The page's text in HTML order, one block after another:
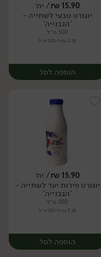
יח׳
15.90
₪/ יח׳
יוגורט טבעי לשתייה -
'הגבנייה'
500 מ״ל
3.18 ₪ ל-100 מ״ל
הוספה לסל
יח׳
15.90
₪/ יח׳
יוגורט פירות יער לשתייה -
'הגבנייה'
500 מ״ל
3.18 ₪ ל-100 מ״ל
הוספה לסל